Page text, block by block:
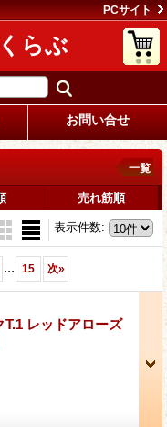
PCサイト
らぶ
お問い合せ
一覧
売れ筋順
表示件数:
... 15 次»
T.1 レッドアローズ